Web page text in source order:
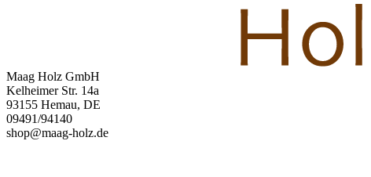
Maag Holz GmbH
Kelheimer Str. 14a
93155 Hemau, DE
09491/94140
shop@maag-holz.de